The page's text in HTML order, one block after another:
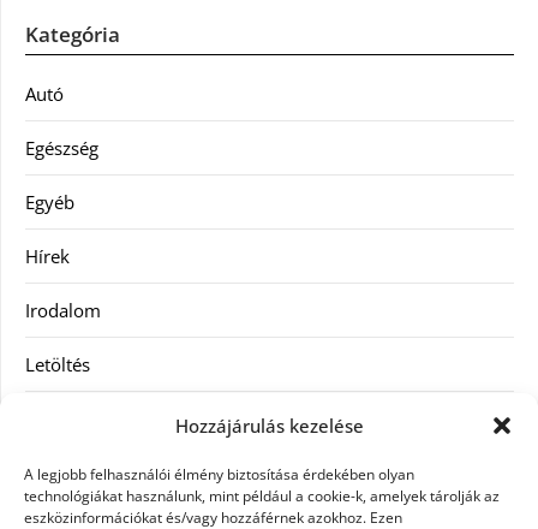
Hozzájárulás kezelése
A legjobb felhasználói élmény biztosítása érdekében olyan
technológiákat használunk, mint például a cookie-k, amelyek tárolják az
eszközinformációkat és/vagy hozzáférnek azokhoz. Ezen
Kategória
Autó
Egészség
Egyéb
Hírek
Irodalom
Letöltés
SEO